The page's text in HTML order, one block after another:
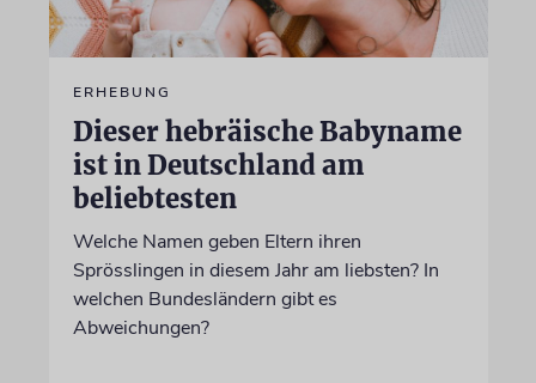
ERHEBUNG
Dieser hebräische Babyname
ist in Deutschland am
beliebtesten
Welche Namen geben Eltern ihren
Sprösslingen in diesem Jahr am liebsten? In
welchen Bundesländern gibt es
Abweichungen?